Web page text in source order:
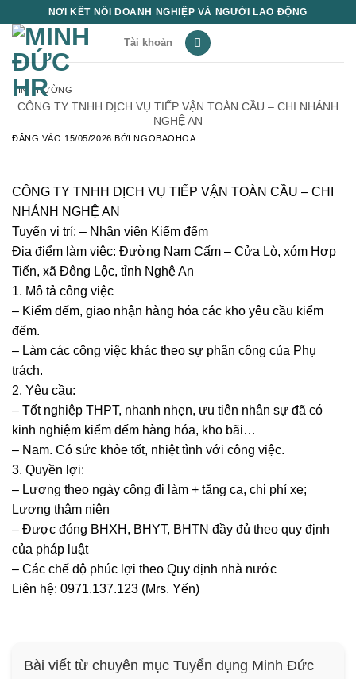
qua
dung
NƠI KẾT NỐI DOANH NGHIỆP VÀ NGƯỜI LAO ĐỘNG
Tài khoản
TIN THƯỜNG
CÔNG TY TNHH DỊCH VỤ TIẾP VẬN TOÀN CẦU – CHI NHÁNH
NGHỆ AN
ĐĂNG VÀO 15/05/2026 BỞINGOBAOHOA
CÔNG TY TNHH DỊCH VỤ TIẾP VẬN TOÀN CẦU – CHI
NHÁNH NGHỆ AN
Tuyển vị trí: – Nhân viên Kiểm đếm
Địa điểm làm việc: Đường Nam Cấm – Cửa Lò, xóm Hợp
Tiến, xã Đông Lộc, tỉnh Nghệ An
1. Mô tả công việc
– Kiểm đếm, giao nhận hàng hóa các kho yêu cầu kiểm
đếm.
– Làm các công việc khác theo sự phân công của Phụ
trách.
2. Yêu cầu:
– Tốt nghiệp THPT, nhanh nhẹn, ưu tiên nhân sự đã có
kinh nghiệm kiểm đếm hàng hóa, kho bãi…
– Nam. Có sức khỏe tốt, nhiệt tình với công việc.
3. Quyền lợi:
– Lương theo ngày công đi làm + tăng ca, chi phí xe;
Lương thâm niên
– Được đóng BHXH, BHYT, BHTN đầy đủ theo quy định
của pháp luật
– Các chế độ phúc lợi theo Quy định nhà nước
Liên hệ: 0971.137.123 (Mrs. Yến)
Bài viết từ chuyên mục Tuyển dụng Minh Đức